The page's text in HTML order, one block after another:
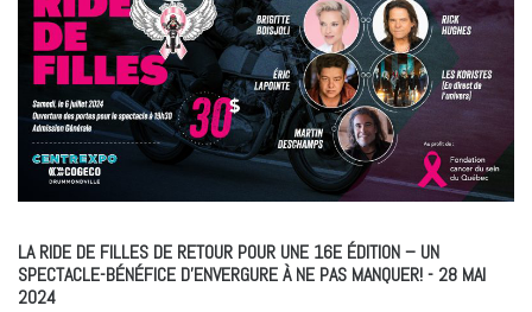
LA RIDE DE FILLES DE RETOUR POUR UNE 16E ÉDITION – UN
SPECTACLE-BÉNÉFICE D’ENVERGURE À NE PAS MANQUER!- 28 MAI
2024